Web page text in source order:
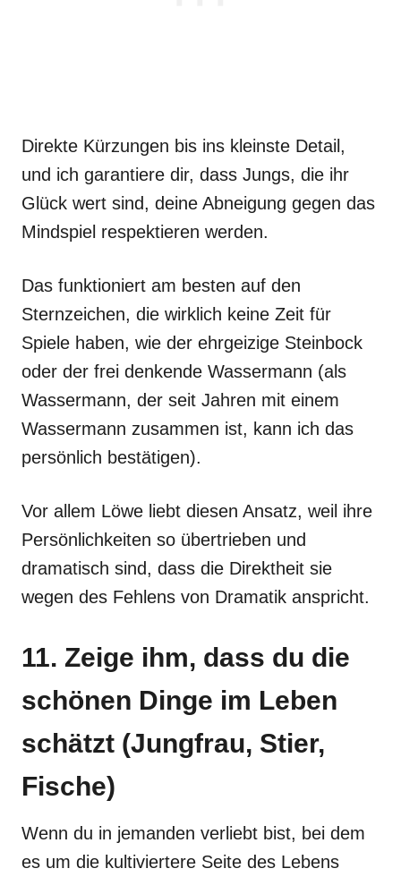
Direkte Kürzungen bis ins kleinste Detail,
und ich garantiere dir, dass Jungs, die ihr
Glück wert sind, deine Abneigung gegen das
Mindspiel respektieren werden.
Das funktioniert am besten auf den
Sternzeichen, die wirklich keine Zeit für
Spiele haben, wie der ehrgeizige Steinbock
oder der frei denkende Wassermann (als
Wassermann, der seit Jahren mit einem
Wassermann zusammen ist, kann ich das
persönlich bestätigen).
Vor allem Löwe liebt diesen Ansatz, weil ihre
Persönlichkeiten so übertrieben und
dramatisch sind, dass die Direktheit sie
wegen des Fehlens von Dramatik anspricht.
11. Zeige ihm, dass du die
schönen Dinge im Leben
schätzt (Jungfrau, Stier,
Fische)
Wenn du in jemanden verliebt bist, bei dem
es um die kultiviertere Seite des Lebens